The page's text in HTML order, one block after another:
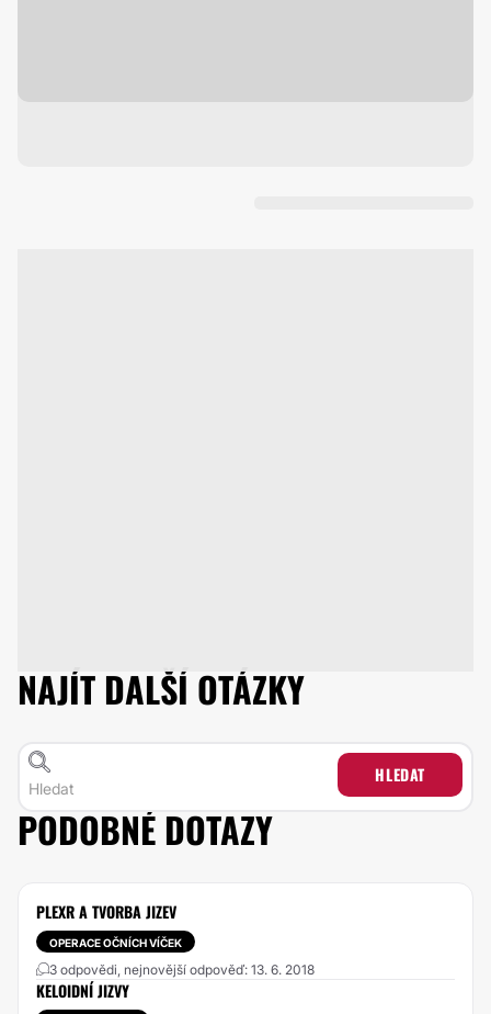
NAJÍT DALŠÍ OTÁZKY
HLEDAT
PODOBNÉ DOTAZY
PLEXR A TVORBA JIZEV
OPERACE OČNÍCH VÍČEK
3 odpovědi, nejnovější odpověď: 13. 6. 2018
KELOIDNÍ JIZVY